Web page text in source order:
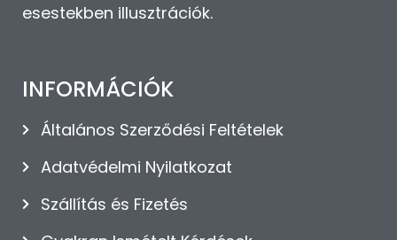
esestekben illusztrációk.
INFORMÁCIÓK
Általános Szerződési Feltételek
Adatvédelmi Nyilatkozat
Szállítás és Fizetés